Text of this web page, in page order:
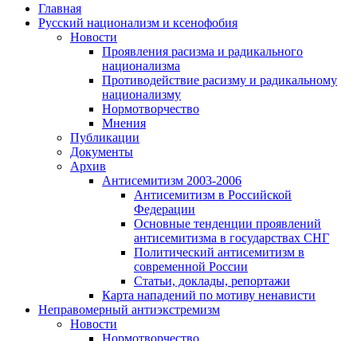
Главная
Русский национализм и ксенофобия
Новости
Проявления расизма и радикального
национализма
Противодействие расизму и радикальному
национализму
Нормотворчество
Мнения
Публикации
Документы
Архив
Антисемитизм 2003-2006
Антисемитизм в Российской
Федерации
Основные тенденции проявлений
антисемитизма в государствах СНГ
Политический антисемитизм в
современной России
Статьи, доклады, репортажи
Карта нападений по мотиву ненависти
Неправомерный антиэкстремизм
Новости
Нормотворчество